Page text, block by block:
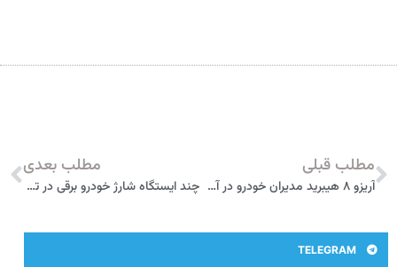
مطلب قبلی
آریزو ۸ هیبرید مدیران خودرو در آستانه ورود به بازار
مطلب بعدی
چند ایستگاه شارژ خودرو برقی در تهران وجود دارد؟
TELEGRAM